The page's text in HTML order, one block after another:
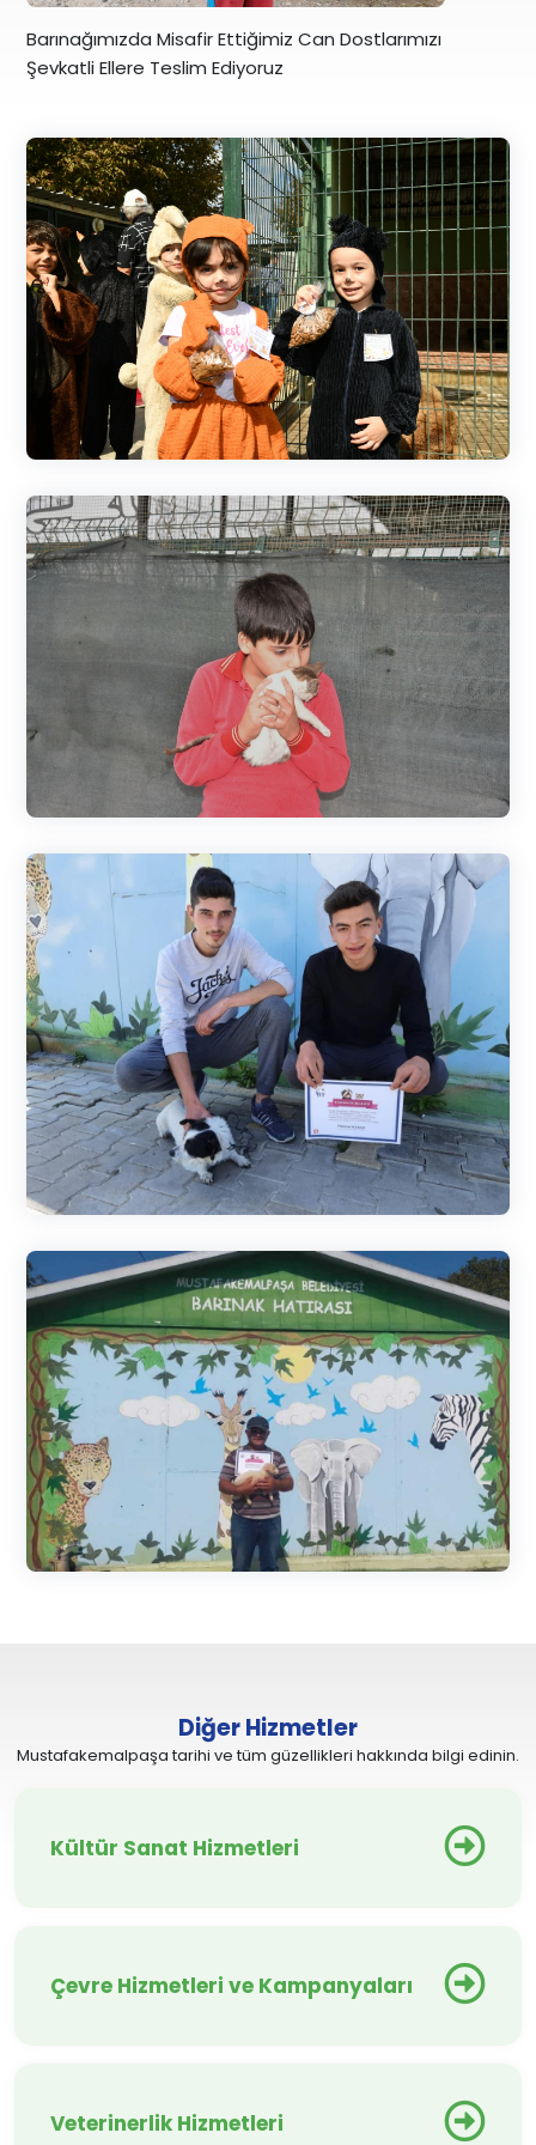
Barınağımızda Misafir Ettiğimiz Can Dostlarımızı
Şevkatli Ellere Teslim Ediyoruz
Diğer Hizmetler
Mustafakemalpaşa tarihi ve tüm güzellikleri hakkında bilgi edinin.
Kültür Sanat Hizmetleri
Çevre Hizmetleri ve Kampanyaları
Veterinerlik Hizmetleri